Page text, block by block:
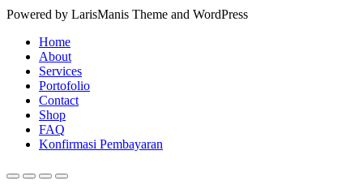
Powered by LarisManis Theme and WordPress
Home
About
Services
Portofolio
Contact
Shop
FAQ
Konfirmasi Pembayaran